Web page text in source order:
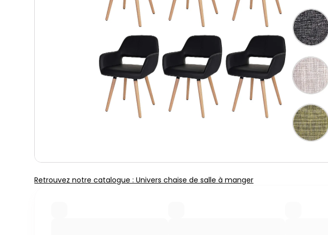
Retrouvez notre catalogue : Univers chaise de salle à manger